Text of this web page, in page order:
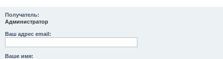
Получатель:
Администратор
Ваш адрес email:
Ваше имя: